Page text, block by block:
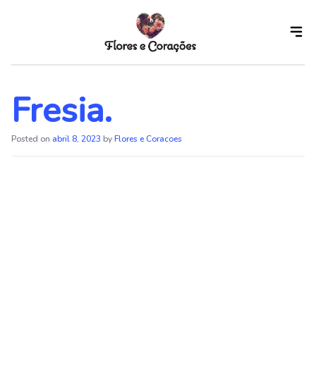
content
Fresia.
Posted on abril 8, 2023 byFlores e Coracoes